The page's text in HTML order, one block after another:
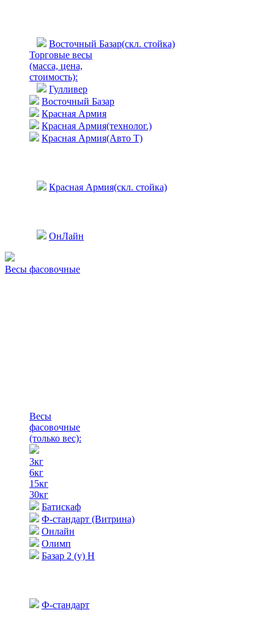
Восточный Базар(скл. стойка)
Торговые весы
(масса, цена,
стоимость):
Гулливер
Восточный Базар
Красная Армия
Красная Армия(технолог.)
Красная Армия(Авто Т)
Красная Армия(скл. стойка)
ОнЛайн
Весы фасовочные
Весы
фасовочные
(только вес):
3кг
6кг
15кг
30кг
Батискаф
Ф-стандарт (Витрина)
Онлайн
Олимп
Базар 2 (у) Н
Ф-стандарт